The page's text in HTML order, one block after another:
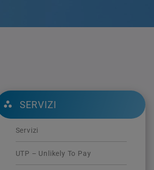
SERVIZI
Servizi
UTP – Unlikely To Pay